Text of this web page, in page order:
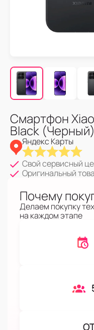
Смартфон
Black
Яндекс Карты
Свой сервисный
Оригинальный
Почему
Делаем покупку
на каждом этапе